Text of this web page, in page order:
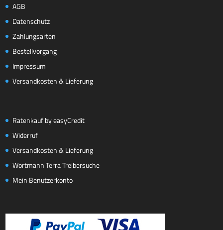
AGB
Datenschutz
Zahlungsarten
Bestellvorgang
Impressum
Versandkosten & Lieferung
Ratenkauf by easyCredit
Widerruf
Versandkosten & Lieferung
Wortmann Terra Treibersuche
Mein Benutzerkonto